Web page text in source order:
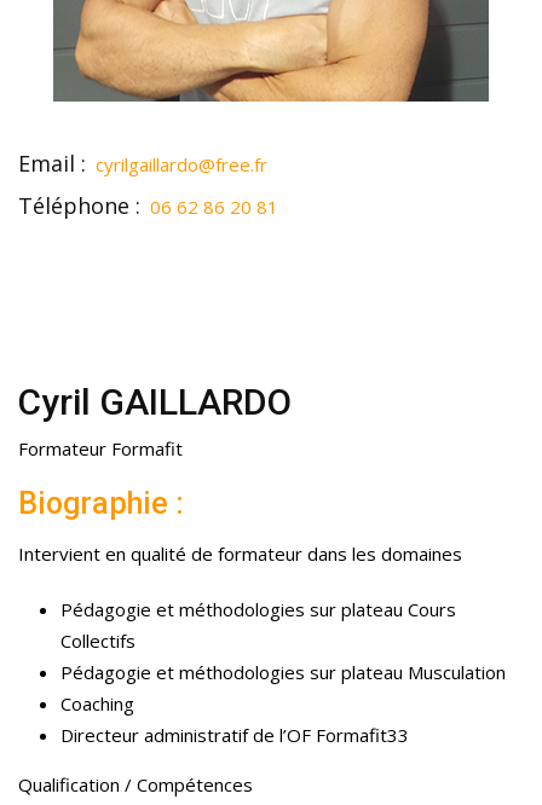
Email : cyrilgaillardo@free.fr
Téléphone : 06 62 86 20 81
Cyril GAILLARDO
Formateur Formafit
Biographie :
Intervient en qualité de formateur dans les domaines
Pédagogie et méthodologies sur plateau Cours
Collectifs
Pédagogie et méthodologies sur plateau Musculation
Coaching
Directeur administratif de l’OF Formafit33
Qualification / Compétences